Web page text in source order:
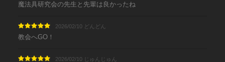
魔法具研究会の先生と先輩は良かったね
2026/02/10 どんどん
教会へGO！
2026/02/10 じゅんじゅん